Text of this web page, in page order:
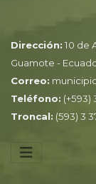
Dirección: 10 de
Guamote -
Correo:
Teléfono: (+593)
Troncal: (593) 3